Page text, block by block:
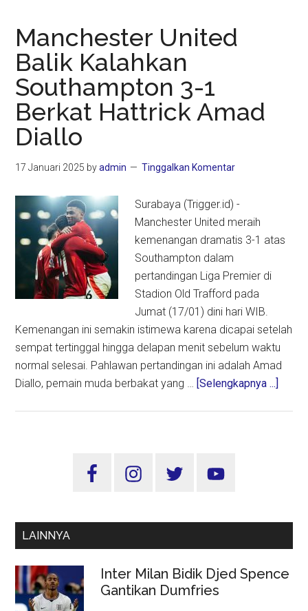
Manchester United
Balik Kalahkan
Southampton 3-1
Berkat Hattrick Amad
Diallo
17 Januari 2025 byadmin Tinggalkan Komentar
Surabaya (Trigger.id) -
Manchester United meraih
kemenangan dramatis 3-1 atas
Southampton dalam
pertandingan Liga Premier di
Stadion Old Trafford pada
Jumat (17/01) dini hari WIB.
Kemenangan ini semakin istimewa karena dicapai setelah
sempat tertinggal hingga delapan menit sebelum waktu
normal selesai. Pahlawan pertandingan ini adalah Amad
Diallo, pemain muda berbakat yang … [Selengkapnya ...]
Diallo
Sidebar
LAINNYA
Inter Milan Bidik Djed Spence
Gantikan Dumfries